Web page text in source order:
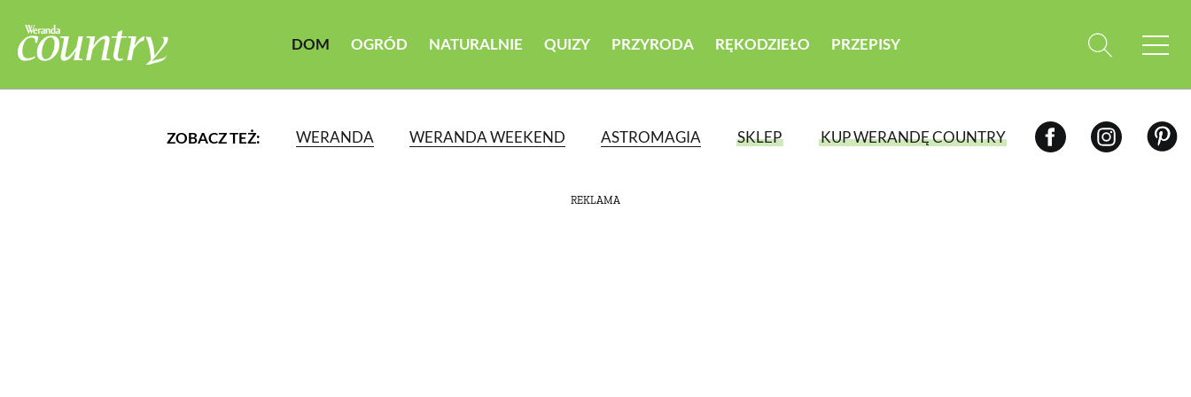
DOM OGRÓD NATURALNIE QUIZY PRZYRODA RĘKODZIEŁO PRZEPISY
ZOBACZ TEŻ: WERANDA WERANDA WEEKEND ASTROMAGIA SKLEP KUP WERANDĘ COUNTRY
REKLAMA